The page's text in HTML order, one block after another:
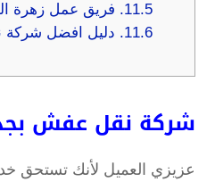
11.5.
فريق عمل زهرة
11.6.
دليل افضل
شركة نقل عفش
عزيزي العميل لأنك تستحق